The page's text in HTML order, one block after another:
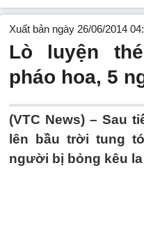
Xuất bản ngày 26/06/2014
Lò luyện
pháo hoa, 5
(VTC News) – Sau
lên bầu trời tung
người bị bỏng kêu